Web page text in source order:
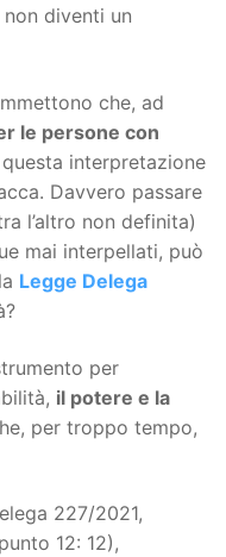
diventi un
che, ad
le persone con
interpretazione
Davvero passare
l’altro non definita)
mai interpellati, può
Legge Delega
per
il potere e la
per troppo tempo,
227/2021,
12: 12),